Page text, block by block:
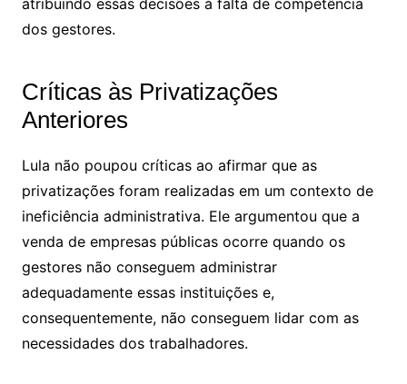
atribuindo essas decisões à falta de competência
dos gestores.
Críticas às Privatizações
Anteriores
Lula não poupou críticas ao afirmar que as
privatizações foram realizadas em um contexto de
ineficiência administrativa. Ele argumentou que a
venda de empresas públicas ocorre quando os
gestores não conseguem administrar
adequadamente essas instituições e,
consequentemente, não conseguem lidar com as
necessidades dos trabalhadores.